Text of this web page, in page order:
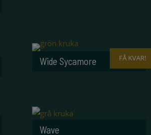
FÅ KVAR!
Wide Sycamore
Wave